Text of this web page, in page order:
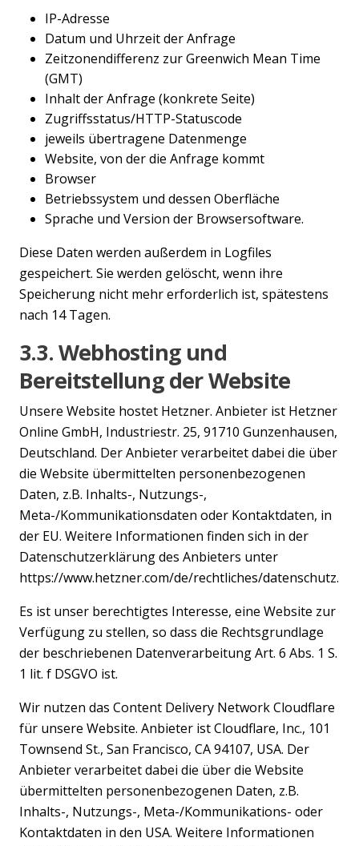
IP-Adresse
Datum und Uhrzeit der Anfrage
Zeitzonendifferenz zur Greenwich Mean Time
(GMT)
Inhalt der Anfrage (konkrete Seite)
Zugriffsstatus/HTTP-Statuscode
jeweils übertragene Datenmenge
Website, von der die Anfrage kommt
Browser
Betriebssystem und dessen Oberfläche
Sprache und Version der Browsersoftware.
Diese Daten werden außerdem in Logfiles
gespeichert. Sie werden gelöscht, wenn ihre
Speicherung nicht mehr erforderlich ist, spätestens
nach 14 Tagen.
3.3. Webhosting und
Bereitstellung der Website
Unsere Website hostet Hetzner. Anbieter ist Hetzner
Online GmbH, Industriestr. 25, 91710 Gunzenhausen,
Deutschland. Der Anbieter verarbeitet dabei die über
die Website übermittelten personenbezogenen
Daten, z.B. Inhalts-, Nutzungs-,
Meta-/Kommunikationsdaten oder Kontaktdaten, in
der EU. Weitere Informationen finden sich in der
Datenschutzerklärung des Anbieters unter
https://www.hetzner.com/de/rechtliches/datenschutz.
Es ist unser berechtigtes Interesse, eine Website zur
Verfügung zu stellen, so dass die Rechtsgrundlage
der beschriebenen Datenverarbeitung Art. 6 Abs. 1 S.
1 lit. f DSGVO ist.
Wir nutzen das Content Delivery Network Cloudflare
für unsere Website. Anbieter ist Cloudflare, Inc., 101
Townsend St., San Francisco, CA 94107, USA. Der
Anbieter verarbeitet dabei die über die Website
übermittelten personenbezogenen Daten, z.B.
Inhalts-, Nutzungs-, Meta-/Kommunikations- oder
Kontaktdaten in den USA. Weitere Informationen